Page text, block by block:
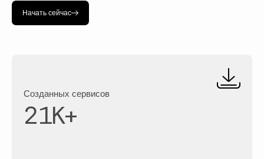
Начать сейчас
Созданных сервисов
21K+